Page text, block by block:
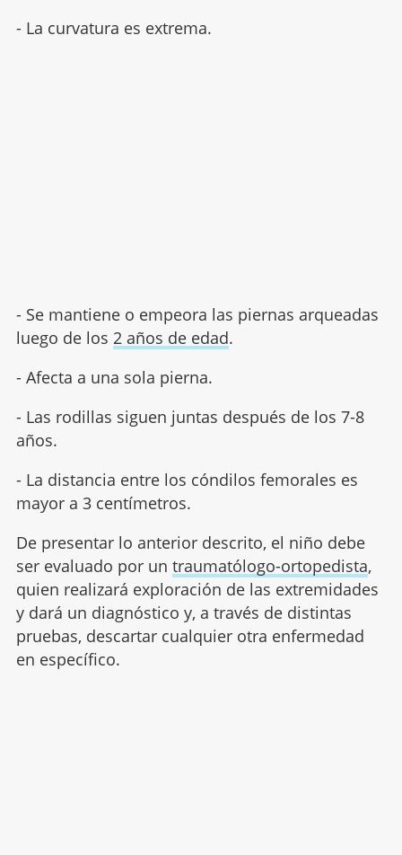
- La curvatura es extrema.
- Se mantiene o empeora las piernas arqueadas
luego de los 2 años de edad.
- Afecta a una sola pierna.
- Las rodillas siguen juntas después de los 7-8
años.
- La distancia entre los cóndilos femorales es
mayor a 3 centímetros.
De presentar lo anterior descrito, el niño debe
ser evaluado por un traumatólogo-ortopedista,
quien realizará exploración de las extremidades
y dará un diagnóstico y, a través de distintas
pruebas, descartar cualquier otra enfermedad
en específico.